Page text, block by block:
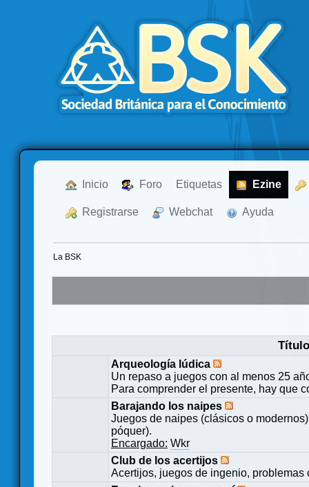
Inicio Foro Etiquetas Ezine
Registrarse Webchat Ayuda
La BSK
Título
Arqueología lúdica
Un repaso a juegos con al menos 25
Para comprender el presente, hay que
Barajando los naipes
Juegos de naipes (clásicos o
póquer).
Encargado: Wkr
Club de los acertijos
Acertijos, juegos de ingenio,